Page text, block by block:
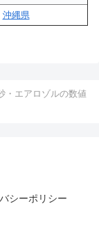
沖縄県
・エアロゾルの数値
シーポリシー